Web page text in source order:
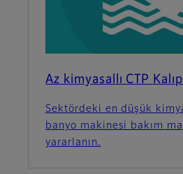
Az kimyasallı CTP
Sektördeki en düşük
banyo makinesi bakım
yararlanın.